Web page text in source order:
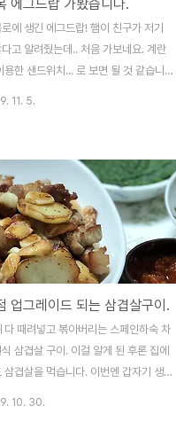
에그드랍 가봤습니다.
에 생긴 에그드랍! 햄이 친구가 저기
고 알려줬는데.. 처음 가보네요. 계란
용한 샌드위치... 로 보면 될 것 같습니
로 나온다는 샘플. 물론.. 저정도로 나오
습니다 ㅋ 주문한 음식이 나왔네요! 커
잘 어울릴 것 같아 아메리카노랑 함께
. 아이스인걸 보니 아직 더운 시기에
뭐랄까..? 계란을 넣은 햄버거 같습
요새 에그버거도 유명하니 그 느낌이랑
았으려나요? 빵이 상당히 기름져서 손
묻는건 감안하고 드세요. 빵은 갈릭 추
게 더 맛있습니다. 생각보다 제법 든든
11. 5.
업그레이드 되는 삼겹살구이.
다 때려넣고 볶아버리는 스페인하숙 차
삼겹살 구이. 이걸 알게 된 후론 집에
삼겹살을 먹습니다. 이번엔 갑자기 생각
10. 30.